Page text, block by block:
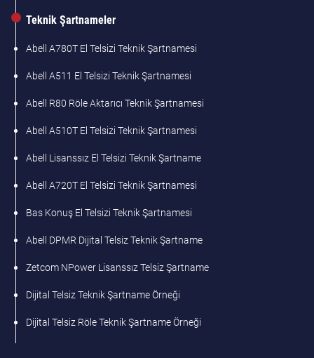
Teknik Şartnameler
Abell A780T El Telsizi Teknik Şartnamesi
Abell A511 El Telsizi Teknik Şartnamesi
Abell R80 Röle Aktarıcı Teknik Şartnamesi
Abell A510T El Telsizi Teknik Şartnamesi
Abell Lisanssız El Telsizi Teknik Şartname
Abell A720T El Telsizi Teknik Şartnamesi
Bas Konuş El Telsizi Teknik Şartnamesi
Abell DPMR Dijital Telsiz Teknik Şartname
Zetcom NPower Lisanssız Telsiz Şartname
Dijital Telsiz Teknik Şartname Örneği
Dijital Telsiz Röle Teknik Şartname Örneği